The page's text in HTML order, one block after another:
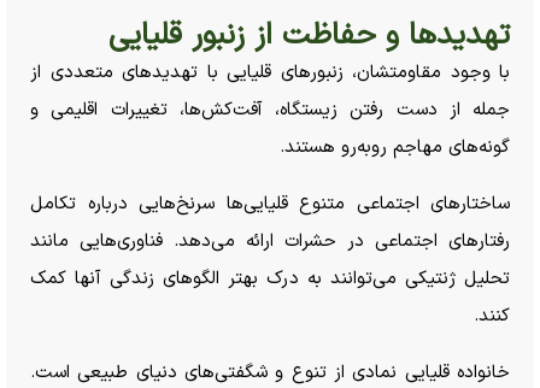
تهدید‌ها و حفاظت از زنبور قلیایی
با وجود مقاومتشان، زنبور‌های قلیایی با تهدید‌های متعددی از
جمله از دست رفتن زیستگاه، آفت‌کش‌ها، تغییرات اقلیمی و
گونه‌های مهاجم روبه‌رو هستند.
ساختار‌های اجتماعی متنوع قلیایی‌ها سرنخ‌هایی درباره تکامل
رفتار‌های اجتماعی در حشرات ارائه می‌دهد. فناوری‌هایی مانند
تحلیل ژنتیکی می‌توانند به درک بهتر الگو‌های زندگی آنها کمک
کنند.
خانواده قلیایی نمادی از تنوع و شگفتی‌های دنیای طبیعی است.